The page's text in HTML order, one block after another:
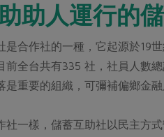
助人運行的
是合作社的一種，它起源於19
前全台共有335 社，社員人數
是重要的組織，可彌補偏鄉金融
社一樣，儲蓄互助社以民主方